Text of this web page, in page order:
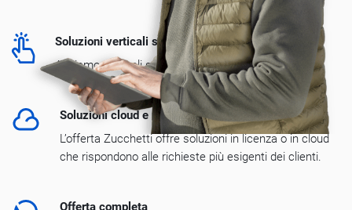
Soluzioni verticali specifiche
Abbiamo verticali specifici per ogni esigenza.
Soluzioni cloud e web
L’offerta Zucchetti offre soluzioni in licenza o in cloud
che rispondono alle richieste più esigenti dei clienti.
Offerta completa